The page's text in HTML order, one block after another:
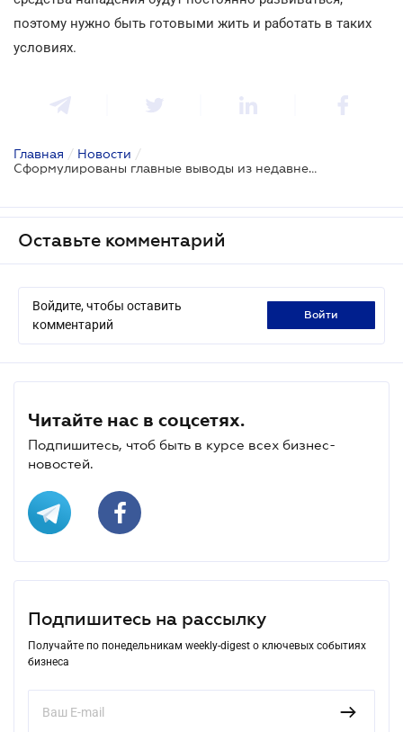
поэтому нужно быть готовыми жить и работать в таких
условиях.
Главная / Новости /
Сформулированы главные выводы из недавней кибератаки
Оставьте комментарий
Войдите, чтобы оставить
комментарий
войти
Читайте нас в соцсетях.
Подпишитесь, чтоб быть в курсе всех бизнес-
новостей.
Подпишитесь на рассылку
Получайте по понедельникам weekly-digest о ключевых событиях
бизнеса